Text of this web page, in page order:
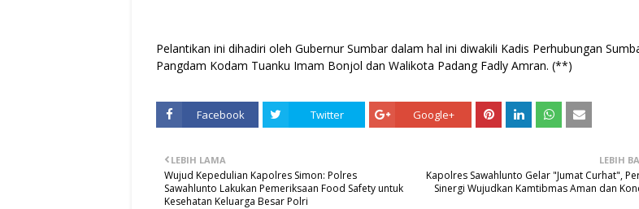
Pelantikan ini dihadiri oleh Gubernur Sumbar dalam hal ini diwakili Kadis Perhubungan
Pangdam Kodam Tuanku Imam Bonjol dan Walikota Padang Fadly Amran. (**)
Facebook Twitter Google+
LEBIH
Kapolres Sawahlunto Gelar "Jumat Curhat",
Sinergi Wujudkan Kamtibmas Aman dan
LEBIH LAMA
Wujud Kepedulian Kapolres Simon: Polres
Sawahlunto Lakukan Pemeriksaan Food Safety untuk
Kesehatan Keluarga Besar Polri